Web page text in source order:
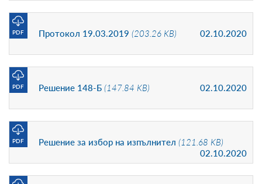
Протокол 19.03.2019 (203.26 KB) 02.10.2020
PDF
Решение 148-Б (147.84 KB) 02.10.2020
PDF
Решение за избор на изпълнител (121.68 KB)
02.10.2020
PDF